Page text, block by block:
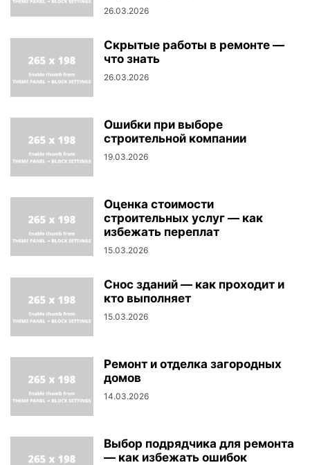
26.03.2026
Скрытые работы в ремонте —
что знать
26.03.2026
Ошибки при выборе
строительной компании
19.03.2026
Оценка стоимости
строительных услуг — как
избежать переплат
15.03.2026
Снос зданий — как проходит и
кто выполняет
15.03.2026
Ремонт и отделка загородных
домов
14.03.2026
Выбор подрядчика для ремонта
— как избежать ошибок